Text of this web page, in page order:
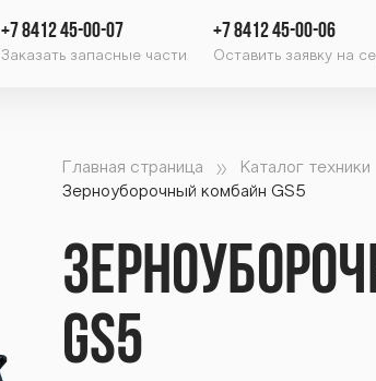
+7 8412 45-00-07
Заказать запасные части
+7 8412 45-00-06
Оставить заявку на
Главная страница Каталог техники
Зерноуборочный комбайн GS5
GS5